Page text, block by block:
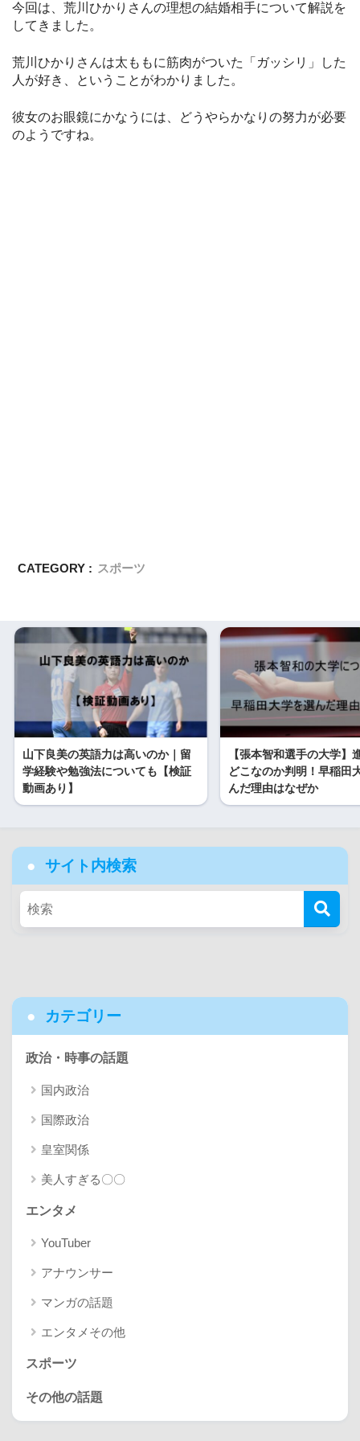
今回は、荒川ひかりさんの理想の結婚相手について解説を
してきました。
荒川ひかりさんは太ももに筋肉がついた「ガッシリ」した
人が好き、ということがわかりました。
彼女のお眼鏡にかなうには、どうやらかなりの努力が必要
のようですね。
CATEGORY : スポーツ
山下良美の英語力は高いのか｜留
学経験や勉強法についても【検証
動画あり】
【張本智和選手の大学】
どこなのか判明！早稲田
んだ理由はなぜか
サイト内検索
カテゴリー
政治・時事の話題
国内政治
国際政治
皇室関係
美人すぎる〇〇
エンタメ
YouTuber
アナウンサー
マンガの話題
エンタメその他
スポーツ
その他の話題